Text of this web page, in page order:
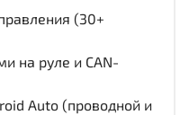
(30+
на руле и CAN-
Auto (проводной и